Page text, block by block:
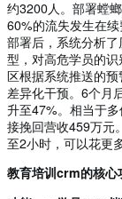
约3200人。部署螳
60%的流失发生在
部署后，系统分析
型，对高危学员的
区根据系统推送的
差异化干预。6个月
升至47%。相当于
接挽回营收459万元
至2小时，可以花更
教育培训crm的核心